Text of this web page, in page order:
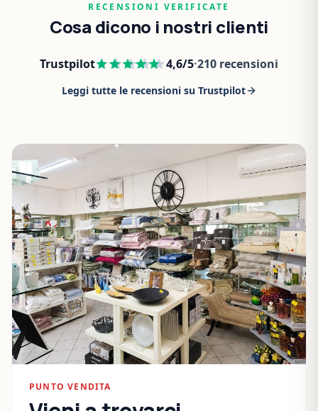
RECENSIONI VERIFICATE
Cosa dicono i nostri clienti
Trustpilot 4,6/5·210 recensioni
Leggi tutte le recensioni su Trustpilot
PUNTO VENDITA